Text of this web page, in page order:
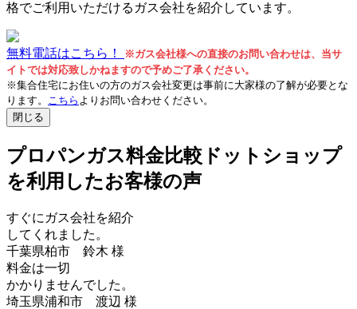
格でご利用いただけるガス会社を紹介しています。
無料電話はこちら！
※ガス会社様への直接のお問い合わせは、当サ
イトでは対応致しかねますので予めご了承ください。
※集合住宅にお住いの方のガス会社変更は事前に大家様の了解が必要とな
ります。 こちら よりお問い合わせください。
閉じる
プロパンガス料金比較ドットショップ
を利用したお客様の声
すぐにガス会社を紹介
してくれました。
千葉県柏市 鈴木 様
料金は一切
かかりませんでした。
埼玉県浦和市 渡辺 様